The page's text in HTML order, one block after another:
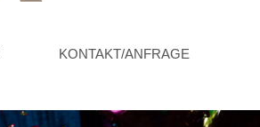
KONTAKT/ANFRAGE